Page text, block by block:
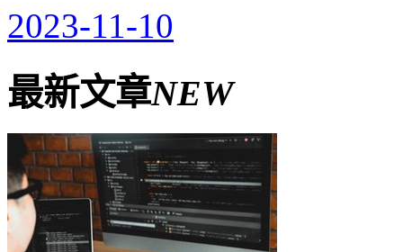
2023-11-10
最新文章NEW